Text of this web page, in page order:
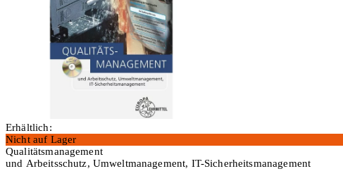
Erhältlich:
Nicht auf Lager
Qualitätsmanagement
und Arbeitsschutz, Umweltmanagement, IT-Sicherheitsmanagement